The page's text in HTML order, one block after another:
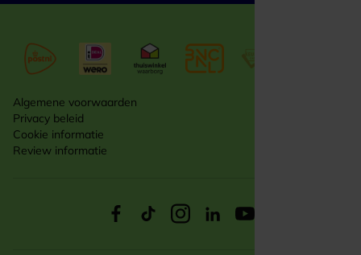
Algemene voorwaarden
Privacy beleid
Cookie informatie
Review informatie